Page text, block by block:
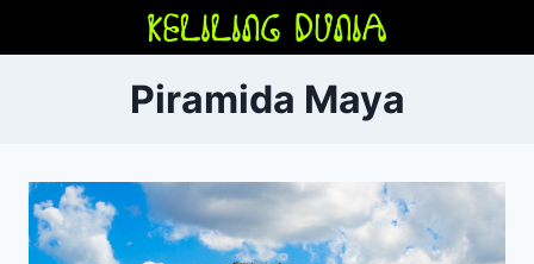
Piramida Maya